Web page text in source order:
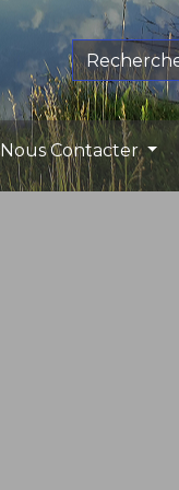
Nous Contacter